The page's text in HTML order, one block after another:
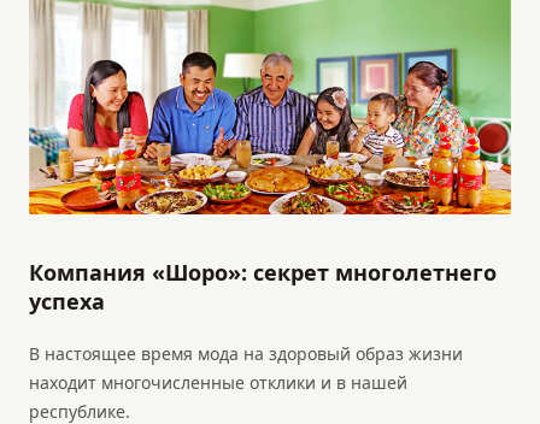
Компания «Шоро»: секрет многолетнего
успеха
В настоящее время мода на здоровый образ жизни
находит многочисленные отклики и в нашей
республике.